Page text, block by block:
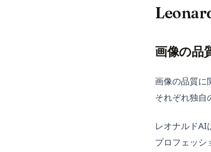
画像の品
画像の品質に
それぞれ独自
レオナルドAI
プロフェッシ